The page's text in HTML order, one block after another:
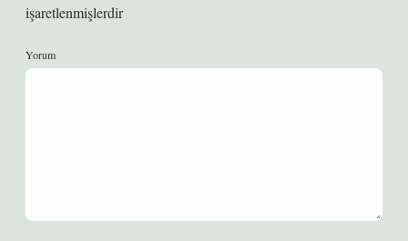
işaretlenmişlerdir
Yorum